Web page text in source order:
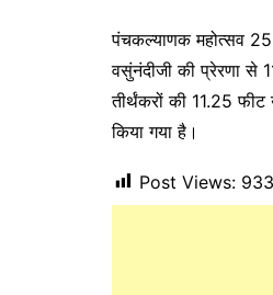
पंचकल्याणक महोत्सव
वसुंनंदीजी की प्रेरणा से
तीर्थंकरों की 11.25 फीट
किया गया है।
Post Views: 933